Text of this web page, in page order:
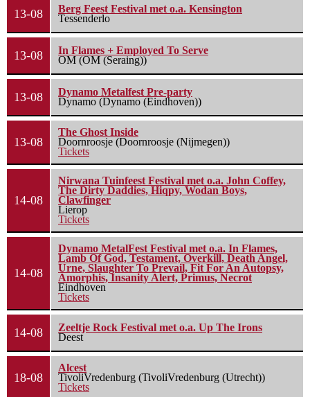
13-08
Berg Feest Festival met o.a. Kensington
Tessenderlo
13-08
In Flames + Employed To Serve
OM (OM (Seraing))
13-08
Dynamo Metalfest Pre-party
Dynamo (Dynamo (Eindhoven))
13-08
The Ghost Inside
Doornroosje (Doornroosje (Nijmegen))
Tickets
14-08
Nirwana Tuinfeest Festival met o.a. John Coffey,
The Dirty Daddies, Hiqpy, Wodan Boys,
Clawfinger
Lierop
Tickets
14-08
Dynamo MetalFest Festival met o.a. In Flames,
Lamb Of God, Testament, Overkill, Death Angel,
Urne, Slaughter To Prevail, Fit For An Autopsy,
Amorphis, Insanity Alert, Primus, Necrot
Eindhoven
Tickets
14-08
Zeeltje Rock Festival met o.a. Up The Irons
Deest
18-08
Alcest
TivoliVredenburg (TivoliVredenburg (Utrecht))
Tickets